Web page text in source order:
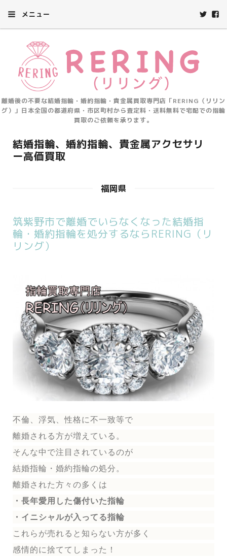
メニュー
離婚後の不要な結婚指輪・婚約指輪・貴金属買取専門店「RERING（リリン
グ）」日本全国の都道府県・市区町村から査定料・送料無料で宅配での指輪
買取のご依頼を承ります。
結婚指輪、婚約指輪、貴金属アクセサリ
ー高価買取
福岡県
筑紫野市で離婚でいらなくなった結婚指
輪・婚約指輪を処分するならRERING（リ
リング）
不倫、浮気、性格に不一致等で
離婚される方が増えている。
そんな中で注目されているのが
結婚指輪 ・婚約指輪の処分。
離婚された方々の多くは
・長年愛用した傷付いた指輪
・イニシャルが入ってる指輪
これらが売れると知らない方が多く
感情的に捨ててしまった！